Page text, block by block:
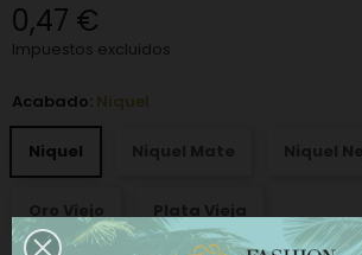
0,47 €
Impuestos excluidos
Acabado: Niquel
Niquel